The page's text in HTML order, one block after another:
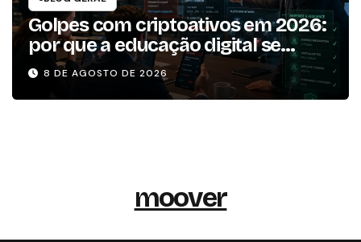
Golpes com criptoativos em 2026:
por que a educação digital se
tornou um dos pilares da
resiliência operacional
8 DE AGOSTO DE 2026
moover